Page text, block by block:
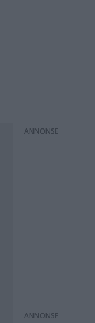
ANNONS
ANNONS